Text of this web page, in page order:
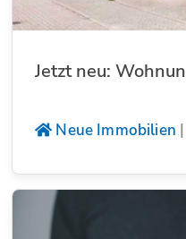
Jetzt neu:
Neue Immobilien |